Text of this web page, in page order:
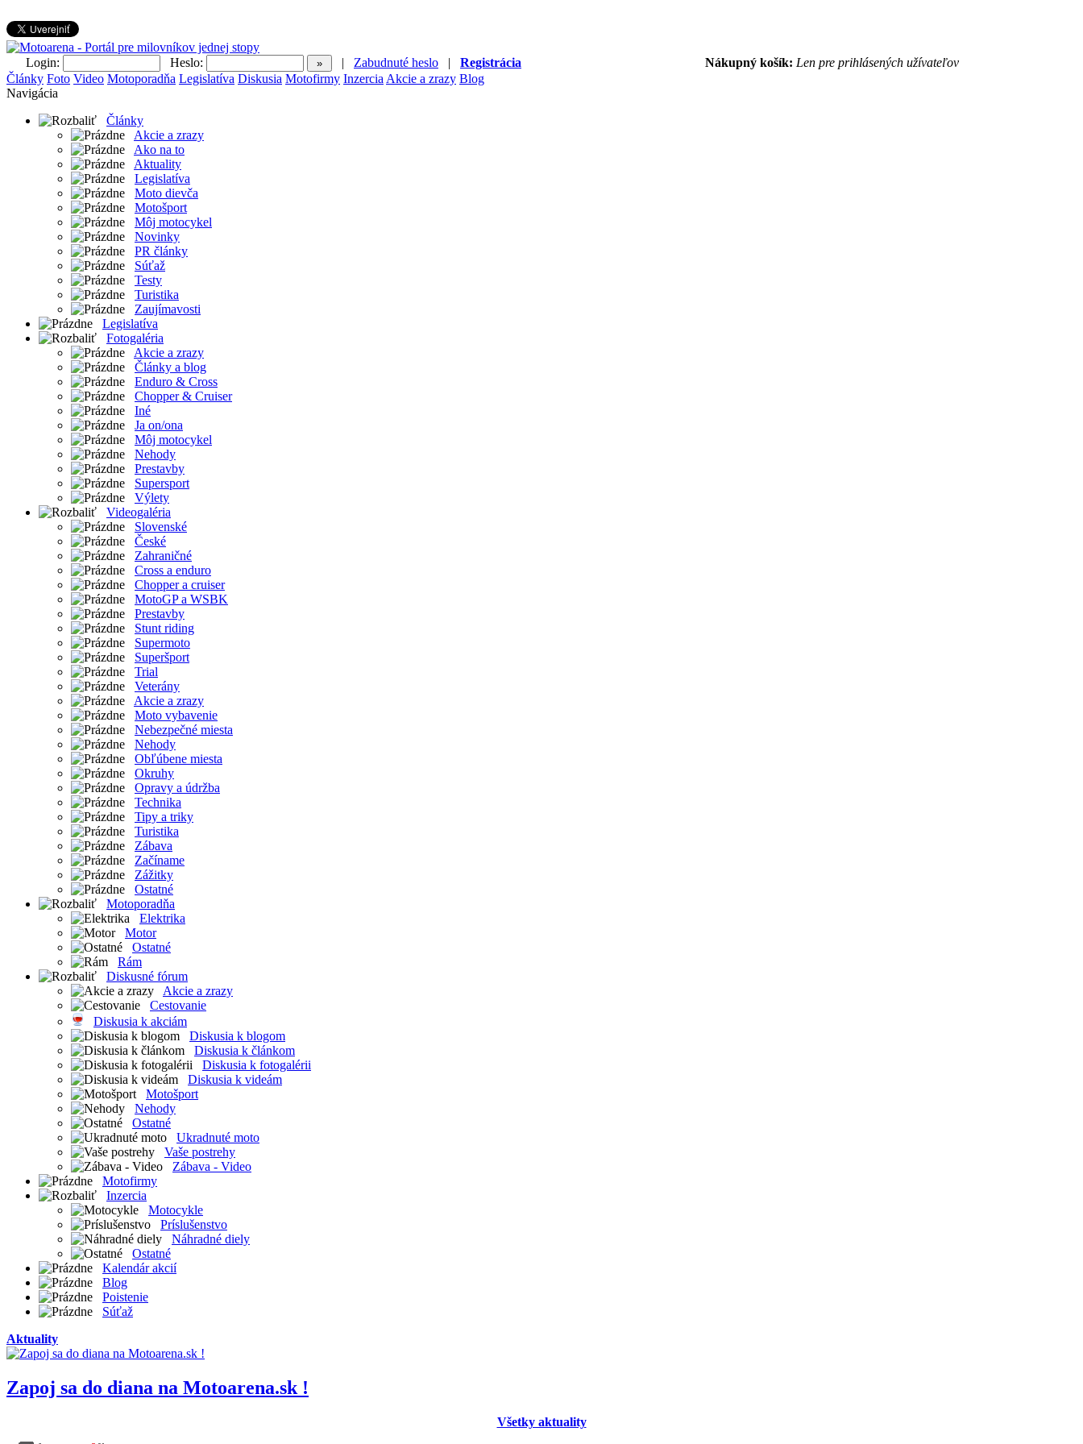
Login: Heslo: | Zabudnuté heslo | Registrácia Nákupný košík: Len pre prihlásených užívateľov
Články Foto Video Motoporadňa Legislatíva Diskusia Motofirmy Inzercia Akcie a zrazy Blog
Navigácia
Články
Akcie a zrazy
Ako na to
Aktuality
Legislatíva
Moto dievča
Motošport
Môj motocykel
Novinky
PR články
Súťaž
Testy
Turistika
Zaujímavosti
Legislatíva
Fotogaléria
Akcie a zrazy
Články a blog
Enduro & Cross
Chopper & Cruiser
Iné
Ja on/ona
Môj motocykel
Nehody
Prestavby
Supersport
Výlety
Videogaléria
Slovenské
České
Zahraničné
Cross a enduro
Chopper a cruiser
MotoGP a WSBK
Prestavby
Stunt riding
Supermoto
Superšport
Trial
Veterány
Akcie a zrazy
Moto vybavenie
Nebezpečné miesta
Nehody
Obľúbene miesta
Okruhy
Opravy a údržba
Technika
Tipy a triky
Turistika
Zábava
Začíname
Zážitky
Ostatné
Motoporadňa
Elektrika
Motor
Ostatné
Rám
Diskusné fórum
Akcie a zrazy
Cestovanie
Diskusia k akciám
Diskusia k blogom
Diskusia k článkom
Diskusia k fotogalérii
Diskusia k videám
Motošport
Nehody
Ostatné
Ukradnuté moto
Vaše postrehy
Zábava - Video
Motofirmy
Inzercia
Motocykle
Príslušenstvo
Náhradné diely
Ostatné
Kalendár akcií
Blog
Poistenie
Súťaž
Aktuality
Zapoj sa do diana na Motoarena.sk !
Všetky aktuality